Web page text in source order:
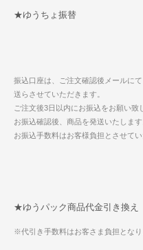
★ゆうちょ振替
振込口座は、ご注文確認後メールにて
送らさせていただきます。
ご注文後3日以内にお振込をお願い致
お振込確認後、商品を発送いたします
お振込手数料はお客様負担とさせてい
★ゆうパック商品代金引き換え
※代引き手数料はお客さま負担となり